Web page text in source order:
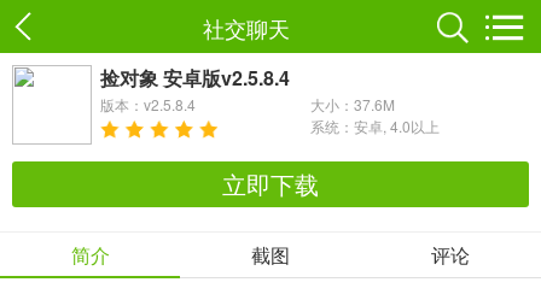
社交聊天
捡对象 安卓版v2.5.8.4
版本：v2.5.8.4
大小：37.6M
系统：安卓, 4.0以上
立即下载
简介 截图 评论